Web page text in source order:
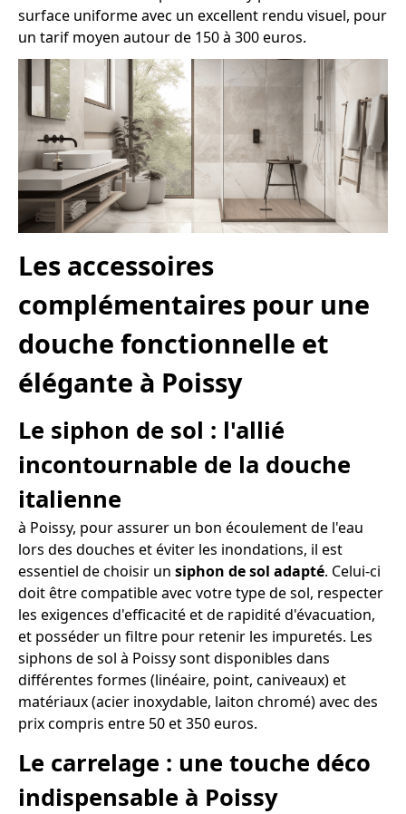
surface uniforme avec un excellent rendu visuel, pour
un tarif moyen autour de 150 à 300 euros.
Les accessoires
complémentaires pour une
douche fonctionnelle et
élégante à Poissy
Le siphon de sol : l'allié
incontournable de la douche
italienne
à Poissy, pour assurer un bon écoulement de l'eau
lors des douches et éviter les inondations, il est
essentiel de choisir un siphon de sol adapté. Celui-ci
doit être compatible avec votre type de sol, respecter
les exigences d'efficacité et de rapidité d'évacuation,
et posséder un filtre pour retenir les impuretés. Les
siphons de sol à Poissy sont disponibles dans
différentes formes (linéaire, point, caniveaux) et
matériaux (acier inoxydable, laiton chromé) avec des
prix compris entre 50 et 350 euros.
Le carrelage : une touche déco
indispensable à Poissy